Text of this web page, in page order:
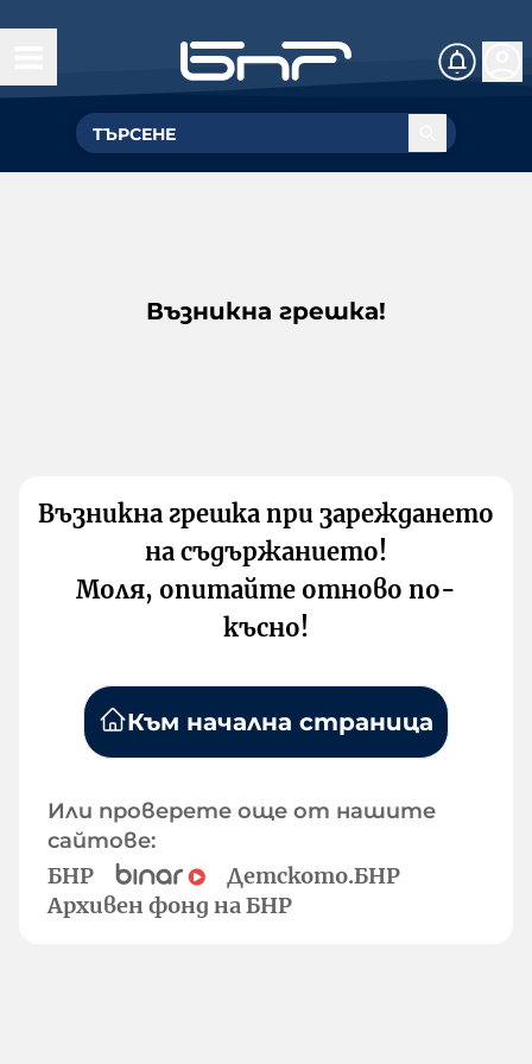
Възникна грешка!
Възникна грешка при зареждането
на съдържанието!
Моля, опитайте отново по-
късно!
Към начална страница
Или проверете още от нашите
сайтове:
БНР
Детското.БНР
Архивен фонд на БНР